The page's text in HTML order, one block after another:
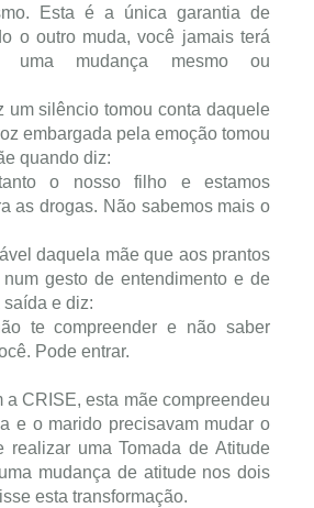
Esta é a única garantia de
o outro muda, você jamais terá
mudança mesmo ou
um silêncio tomou conta daquele
embargada pela emoção tomou
quando diz:
o nosso filho e estamos
as drogas. Não sabemos mais o
daquela mãe que aos prantos
gesto de entendimento e de
e diz:
te compreender e não saber
Pode entrar.
a CRISE, esta mãe compreendeu
e o marido precisavam mudar o
realizar uma Tomada de Atitude
mudança de atitude nos dois
esta transformação.